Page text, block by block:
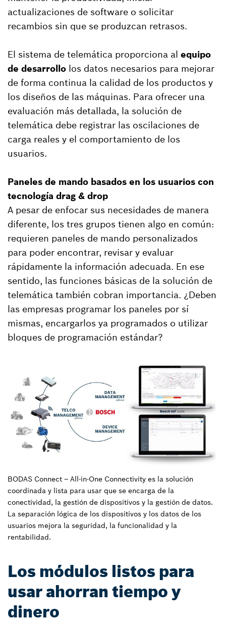
actualizaciones de software o solicitar
recambios sin que se produzcan retrasos.
El sistema de telemática proporciona al equipo
de desarrollo los datos necesarios para mejorar
de forma continua la calidad de los productos y
los diseños de las máquinas. Para ofrecer una
evaluación más detallada, la solución de
telemática debe registrar las oscilaciones de
carga reales y el comportamiento de los
usuarios.
Paneles de mando basados en los usuarios con
tecnología drag & drop
A pesar de enfocar sus necesidades de manera
diferente, los tres grupos tienen algo en común:
requieren paneles de mando personalizados
para poder encontrar, revisar y evaluar
rápidamente la información adecuada. En ese
sentido, las funciones básicas de la solución de
telemática también cobran importancia. ¿Deben
las empresas programar los paneles por sí
mismas, encargarlos ya programados o utilizar
bloques de programación estándar?
BODAS Connect – All-in-One Connectivity es la solución
coordinada y lista para usar que se encarga de la
conectividad, la gestión de dispositivos y la gestión de datos.
La separación lógica de los dispositivos y los datos de los
usuarios mejora la seguridad, la funcionalidad y la
rentabilidad.
Los módulos listos para
usar ahorran tiempo y
dinero